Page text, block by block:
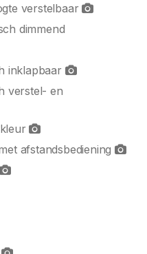
verstelbaar
dimmend
inklapbaar
verstel- en
afstandsbediening